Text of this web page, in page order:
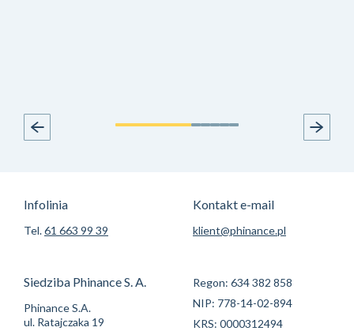
Infolinia
Tel.61 663 99 39
Kontakt e-mail
klient@phinance.pl
Siedziba Phinance S. A.
Phinance S.A.
ul. Ratajczaka 19
Regon: 634 382 858
NIP: 778-14-02-894
KRS: 0000312494